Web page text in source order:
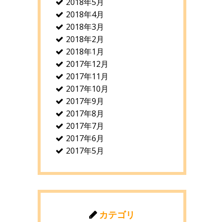
2018年4月
2018年3月
2018年2月
2018年1月
2017年12月
2017年11月
2017年10月
2017年9月
2017年8月
2017年7月
2017年6月
2017年5月
カテゴリ